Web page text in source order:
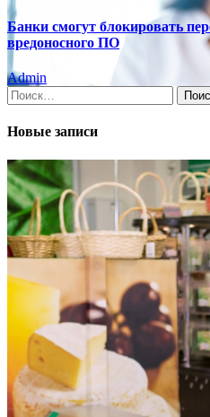
Банки смогут блокировать
вредоносного ПО
Admin
Найти:
Новые записи